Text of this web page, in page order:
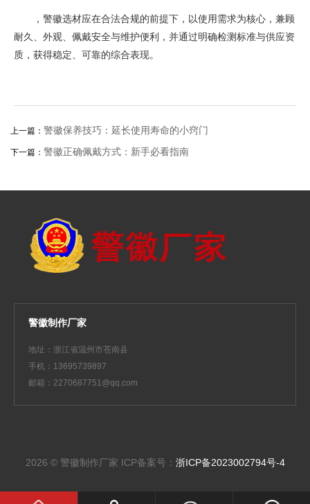
，警徽选材应在合法合规的前提下，以使用需求为核心，兼顾
耐久、外观、佩戴安全与维护便利，并通过明确检测标准与供应资
质，获得稳定、可靠的综合表现。
上一篇： 警徽保养技巧：延长使用寿命的小窍门
下一篇： 警徽正确佩戴方式：新手必看指南
警徽制作厂家
地址：浙江省温州市苍南县
手机：13695739897
邮箱：2270687751@qq.com
2026 © 警徽制作厂家 ICP备案号： 浙ICP备2023002794号-4